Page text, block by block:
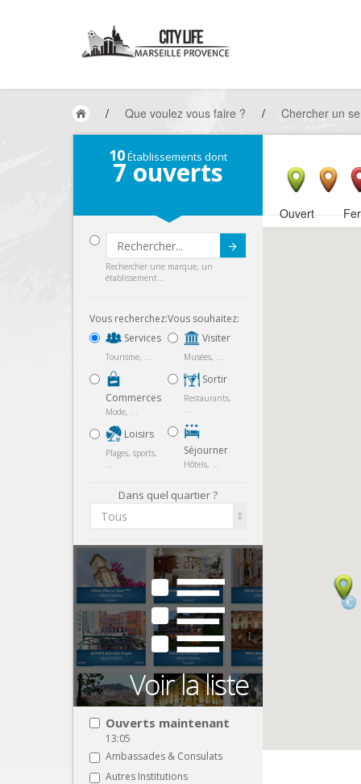
/ Que voulez vous faire ? / Chercher un
10Établissements dont
7 ouverts
Submit
Rechercher une marque, un
établissement...
Vous recherchez:
Services
Tourisme, ...
Commerces
Mode, ...
Loisirs
Plages, sports,
...
Vous souhaitez:
Visiter
Musées, ...
Sortir
Restaurants,
...
Séjourner
Hôtels, ...
Dans quel quartier ?
Tous
Ouverts maintenant
13:05
Ambassades & Consulats
Autres Institutions
Ouvert